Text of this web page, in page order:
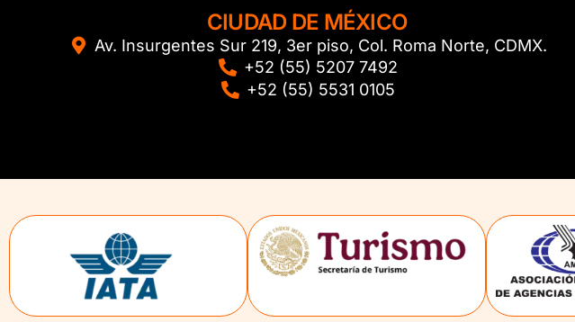
CIUDAD DE MÉXICO
Av. Insurgentes Sur 219, 3er piso, Col. Roma Norte, CDMX.
+52 (55) 5207 7492
+52 (55) 5531 0105